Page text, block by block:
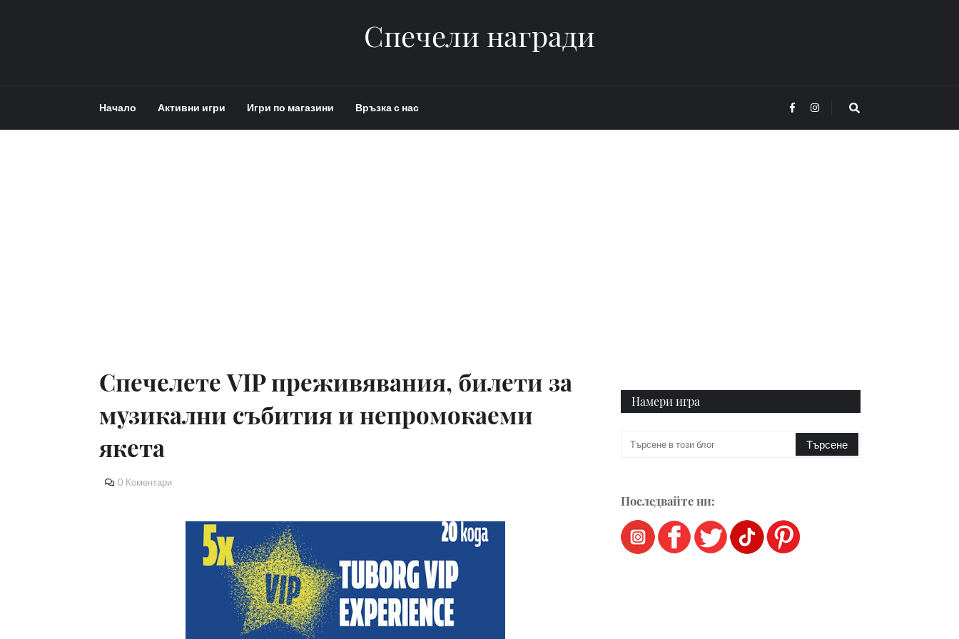
Спечели награди
Начало Активни игри Игри по магазини Връзка с нас
Спечелете VIP преживявания, билети за
музикални събития и непромокаеми
якета
0 Коментари
Намери игра
Последвайте ни: